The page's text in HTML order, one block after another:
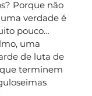
Porque não
verdade é
pouco…
uma
de luta de
terminem